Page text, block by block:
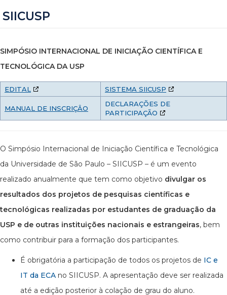
SIICUSP
SIMPÓSIO INTERNACIONAL DE INICIAÇÃO CIENTÍFICA E
TECNOLÓGICA DA USP
EDITAL SISTEMA SIICUSP
MANUAL DE INSCRIÇÂO
DECLARAÇÕES DE
PARTICIPAÇÃO
O Simpósio Internacional de Iniciação Científica e Tecnológica
da Universidade de São Paulo – SIICUSP – é um evento
realizado anualmente que tem como objetivo divulgar os
resultados dos projetos de pesquisas científicas e
tecnológicas realizadas por estudantes de graduação da
USP e de outras instituições nacionais e estrangeiras, bem
como contribuir para a formação dos participantes.
É obrigatória a participação de todos os projetos de IC e
IT da ECA no SIICUSP. A apresentação deve ser realizada
até a edição posterior à colação de grau do aluno.